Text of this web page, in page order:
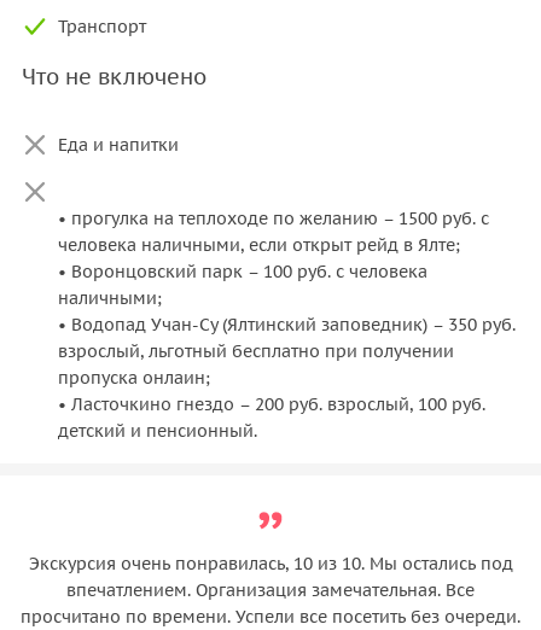
Транспорт
Что не включено
Еда и напитки
• прогулка на теплоходе по желанию – 1500 руб. с
человека наличными, если открыт рейд в Ялте;
• Воронцовский парк – 100 руб. с человека
наличными;
• Водопад Учан-Су (Ялтинский заповедник) – 350 руб.
взрослый, льготный бесплатно при получении
пропуска онлаин;
• Ласточкино гнездо – 200 руб. взрослый, 100 руб.
детский и пенсионный.
Экскурсия очень понравилась, 10 из 10. Мы остались под
впечатлением. Организация замечательная. Все
просчитано по времени. Успели все посетить без очереди.